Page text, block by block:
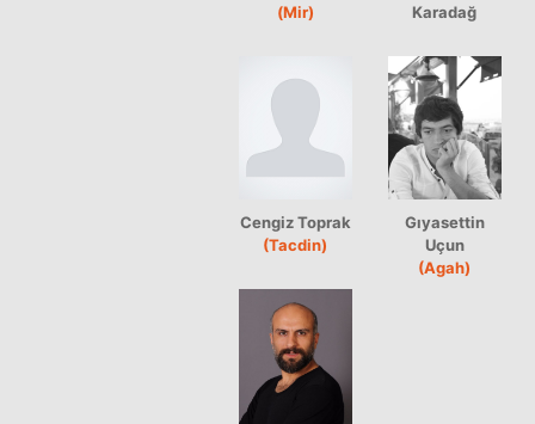
(Mir)
Karadağ
Cengiz Toprak
(Tacdin)
Gıyasettin
Uçun
(Agah)